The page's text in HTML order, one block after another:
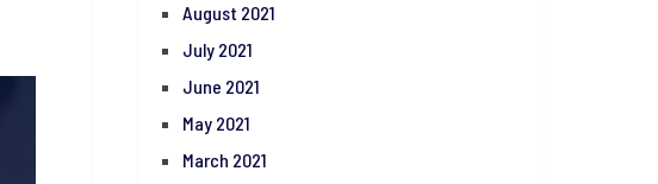
August 2021
July 2021
June 2021
May 2021
March 2021